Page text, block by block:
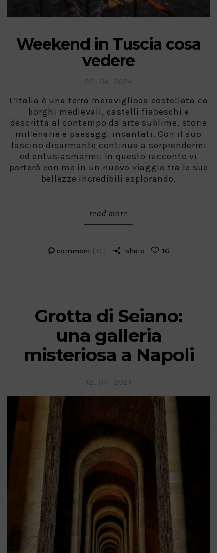
Weekend in Tuscia cosa
vedere
L’Italia è una terra meravigliosa costellata da
borghi medievali, castelli fiabeschi e
descritta al contempo da arte sublime, storie
millenarie e paesaggi incantati. Con il suo
fascino disarmante continua a sorprendermi
ed entusiasmarmi. In questo racconto vi
porterò con me in un nuovo viaggio tra le sue
bellezze incredibili esplorando,
read more
comment [ 0 ] share 16
Grotta di Seiano:
una galleria
misteriosa a Napoli
on